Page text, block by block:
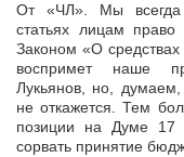
От «ЧЛ». Мы всегда
статьях лицам право
Законом «О
воспримет наше
Лукьянов, но,
не откажется. Тем
позиции на Думе 17
сорвать принятие